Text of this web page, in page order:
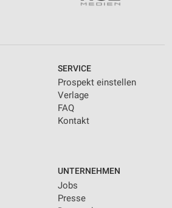
SERVICE
Prospekt einstellen
Verlage
FAQ
Kontakt
UNTERNEHMEN
Jobs
Presse